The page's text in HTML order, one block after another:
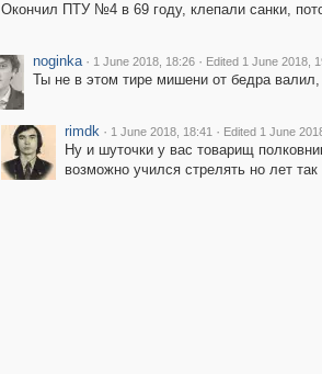
Окончил ПТУ №4 в 69 году, клепали санки,
noginka · 1 June 2018, 18:26 · Edited 1 June 2018,
Ты не в этом тире мишени от бедра
rimdk · 1 June 2018, 18:41 · Edited 1 June
Ну и шуточки у вас товарищ
возможно учился стрелять но лет